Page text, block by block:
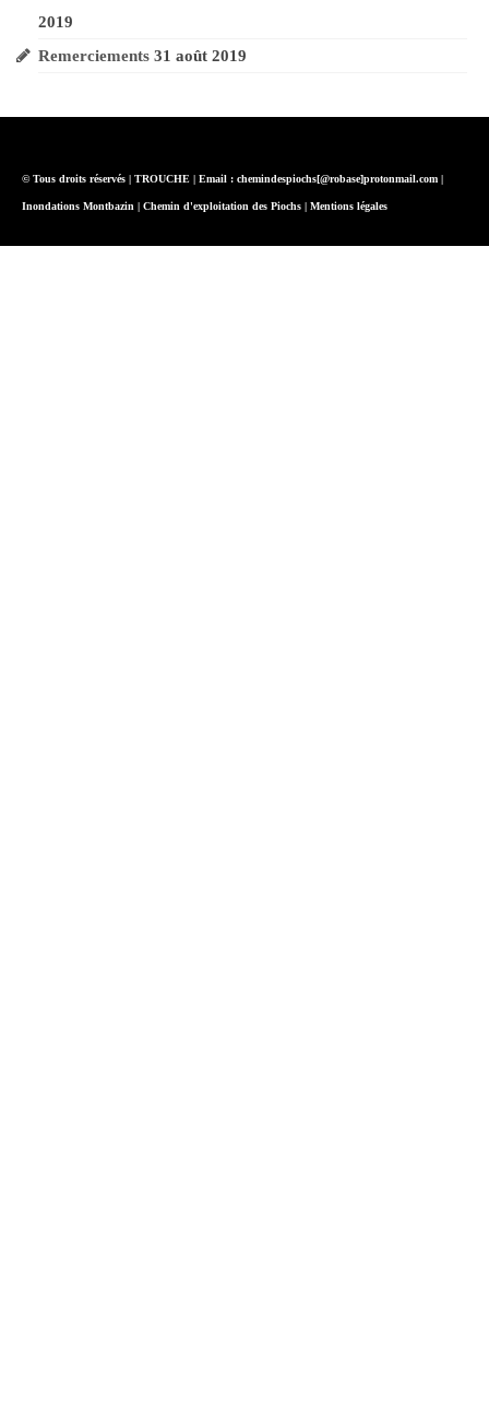
2019
Remerciements 31 août 2019
© Tous droits réservés | TROUCHE | Email : chemindespiochs[@robase]protonmail.com |
Inondations Montbazin | Chemin d'exploitation des Piochs | Mentions légales